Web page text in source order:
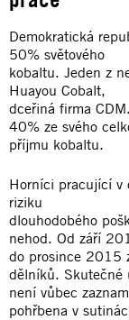
Demokratická
50% světového
kobaltu. Jeden z
Huayou Cobalt,
dceřiná firma
40% ze svého
příjmu kobaltu.
Horníci pracující v
riziku
dlouhodobého
nehod. Od září
do prosince 2015
dělníků. Skutečné
není vůbec
pohřbena v